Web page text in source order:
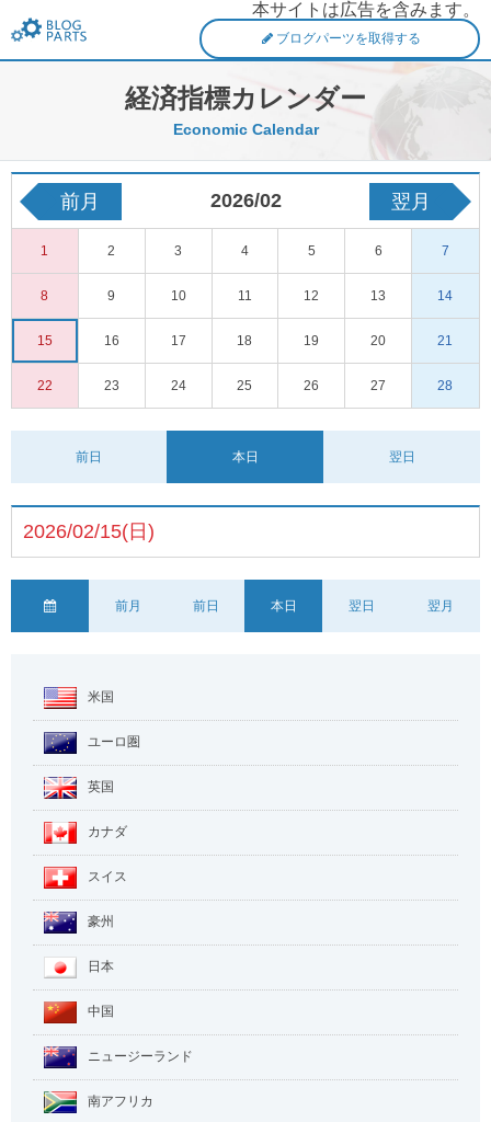
本サイトは広告を含みます。
ブログパーツを取得する
経済指標カレンダー
Economic Calendar
前月 2026/02 翌月
1 2 3 4 5 6 7
8 9 10 11 12 13 14
15 16 17 18 19 20 21
22 23 24 25 26 27 28
前日 本日 翌日
2026/02/15(日)
前月 前日 本日 翌日 翌月
米国
ユーロ圏
英国
カナダ
スイス
豪州
日本
中国
ニュージーランド
南アフリカ